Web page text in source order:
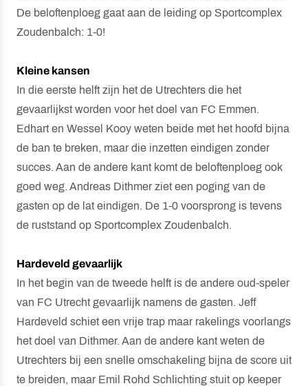
De beloftenploeg gaat aan de leiding op Sportcomplex
Zoudenbalch: 1-0!
Kleine kansen
In die eerste helft zijn het de Utrechters die het
gevaarlijkst worden voor het doel van FC Emmen.
Edhart en Wessel Kooy weten beide met het hoofd bijna
de ban te breken, maar die inzetten eindigen zonder
succes. Aan de andere kant komt de beloftenploeg ook
goed weg. Andreas Dithmer ziet een poging van de
gasten op de lat eindigen. De 1-0 voorsprong is tevens
de ruststand op Sportcomplex Zoudenbalch.
Hardeveld gevaarlijk
In het begin van de tweede helft is de andere oud-speler
van FC Utrecht gevaarlijk namens de gasten. Jeff
Hardeveld schiet een vrije trap maar rakelings voorlangs
het doel van Dithmer. Aan de andere kant weten de
Utrechters bij een snelle omschakeling bijna de score uit
te breiden, maar Emil Rohd Schlichting stuit op keeper